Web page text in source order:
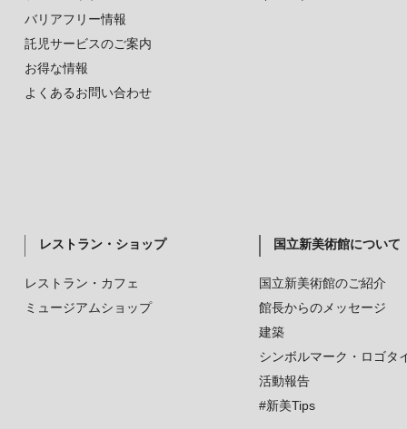
バリアフリー情報
託児サービスのご案内
お得な情報
よくあるお問い合わせ
レストラン・ショップ
レストラン・カフェ
ミュージアムショップ
国立新美術館について
国立新美術館のご紹介
館長からのメッセージ
建築
シンボルマーク・ロゴタ
活動報告
#新美Tips